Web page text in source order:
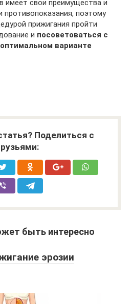
имеет свои преимущества и
противопоказания, поэтому
прижигания пройти
и посоветоваться с
варианте
Поделиться с
быть интересно
эрозии